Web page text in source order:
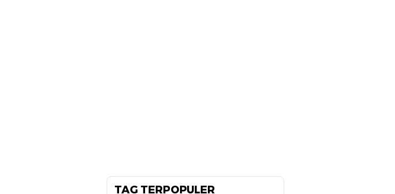
TAG TERPOPULER